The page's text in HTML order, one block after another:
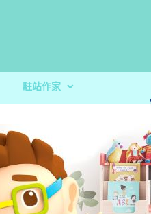
駐站作家
書櫃捐贈計劃